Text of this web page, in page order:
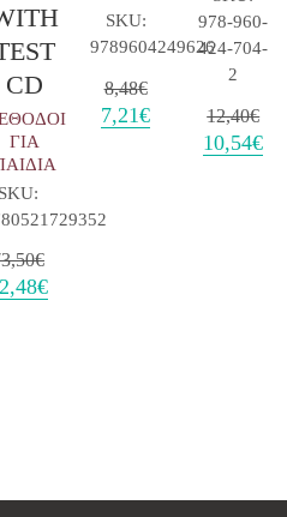
CD
ΓΙΑ
SKU:
€
€Η
τρέχουσα
SKU:
9789604249626
8,48€
Original
price
7,21€Η
τρέχουσα
978-960-
424-704-
2
12,40€
Original
price
10,54€Η